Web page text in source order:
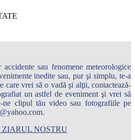
sau fenomene meteorologice
inedite sau, pur şi simplu, te-a
care vrei să o vadă şi alţii, contactează-
un astfel de eveniment şi vrei să
ne clipul tău video sau fotografiile pe